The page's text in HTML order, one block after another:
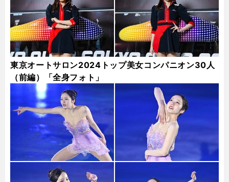
東京オートサロン2024トップ美女コンパニオン30人
（前編）「全身フォト」